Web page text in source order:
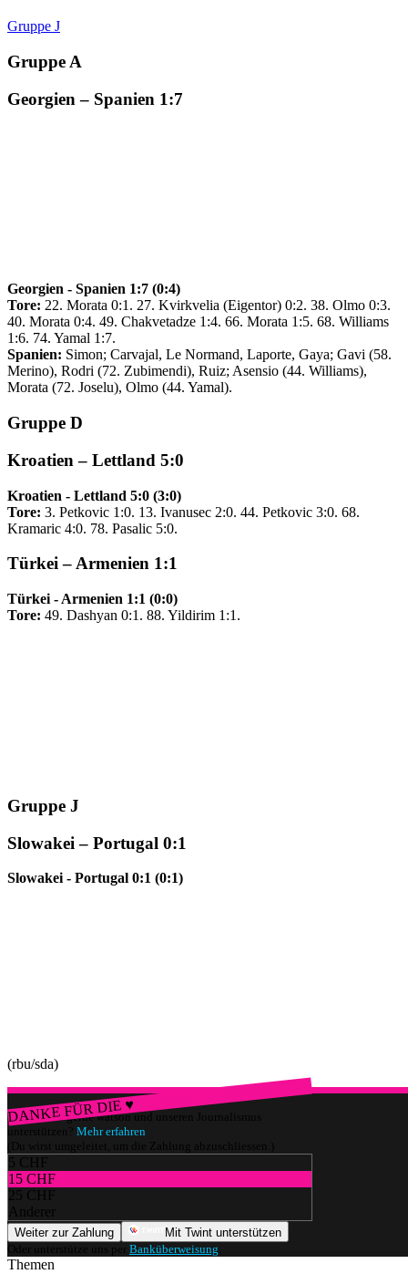
Gruppe J
Gruppe A
Georgien – Spanien 1:7
Georgien - Spanien 1:7 (0:4)
Tore: 22. Morata 0:1. 27. Kvirkvelia (Eigentor) 0:2. 38. Olmo 0:3.
40. Morata 0:4. 49. Chakvetadze 1:4. 66. Morata 1:5. 68. Williams
1:6. 74. Yamal 1:7.
Spanien: Simon; Carvajal, Le Normand, Laporte, Gaya; Gavi (58.
Merino), Rodri (72. Zubimendi), Ruiz; Asensio (44. Williams),
Morata (72. Joselu), Olmo (44. Yamal).
Gruppe D
Kroatien – Lettland 5:0
Kroatien - Lettland 5:0 (3:0)
Tore: 3. Petkovic 1:0. 13. Ivanusec 2:0. 44. Petkovic 3:0. 68.
Kramaric 4:0. 78. Pasalic 5:0.
Türkei – Armenien 1:1
Türkei - Armenien 1:1 (0:0)
Tore: 49. Dashyan 0:1. 88. Yildirim 1:1.
Gruppe J
Slowakei – Portugal 0:1
Slowakei - Portugal 0:1 (0:1)
(rbu/sda)
DANKE FÜR DIE ♥
Würdest du gerne watson und unseren Journalismus
unterstützen? Mehr erfahren
(Du wirst umgeleitet, um die Zahlung abzuschliessen.)
5 CHF
15 CHF
25 CHF
Anderer
Weiter zur Zahlung
Mit Twint unterstützen
Oder unterstütze uns per Banküberweisung
Themen